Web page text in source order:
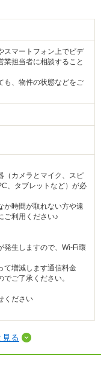
スマートフォン上でビデ
業担当者に相談すること
も、物件の状態などをご
カメラとマイク、スピ
、タブレットなど）が必
時間が取れない方や遠
ご利用ください♪
生しますので、Wi-Fi環
増減します通信料金
ご了承ください。
ください
見る